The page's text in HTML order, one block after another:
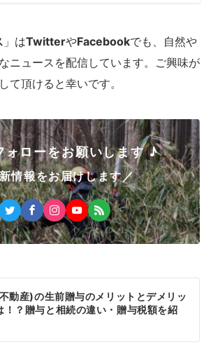
」はTwitterやFacebookでも、自然や
ニュースを配信しています。ご興味が
して頂けると幸いです。
ォローをお願いします ♪
情報をお届けします／
動産)の生前贈与のメリットとデメリッ
！？贈与と相続の違い・贈与税額を紹